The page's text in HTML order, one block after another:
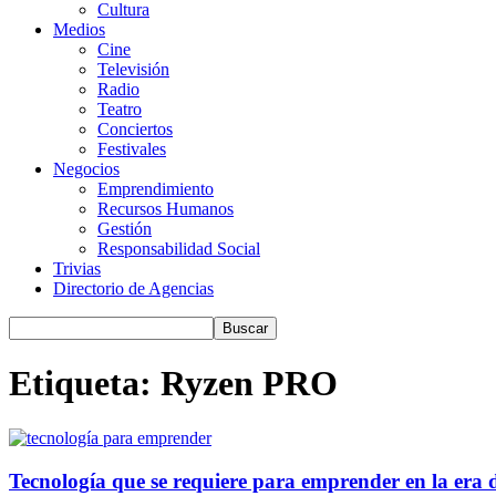
Cultura
Medios
Cine
Televisión
Radio
Teatro
Conciertos
Festivales
Negocios
Emprendimiento
Recursos Humanos
Gestión
Responsabilidad Social
Trivias
Directorio de Agencias
Etiqueta: Ryzen PRO
Tecnología que se requiere para emprender en la era